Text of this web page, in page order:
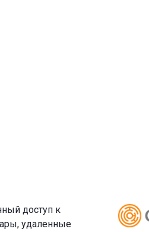
доступ к
удаленные